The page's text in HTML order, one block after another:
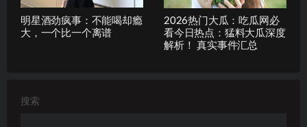
明星酒劲疯事：不能喝却瘾
大，一个比一个离谱
2026热门大瓜：吃瓜网必
看今日热点：猛料大瓜深度
解析！ 真实事件汇总
搜索